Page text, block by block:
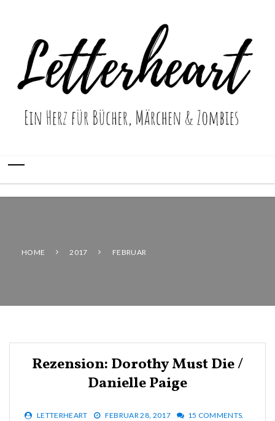
HOME 2017 FEBRUAR
Rezension: Dorothy Must Die /
Danielle Paige
LETTERHEART FEBRUAR 28, 2017 15 COMMENTS.